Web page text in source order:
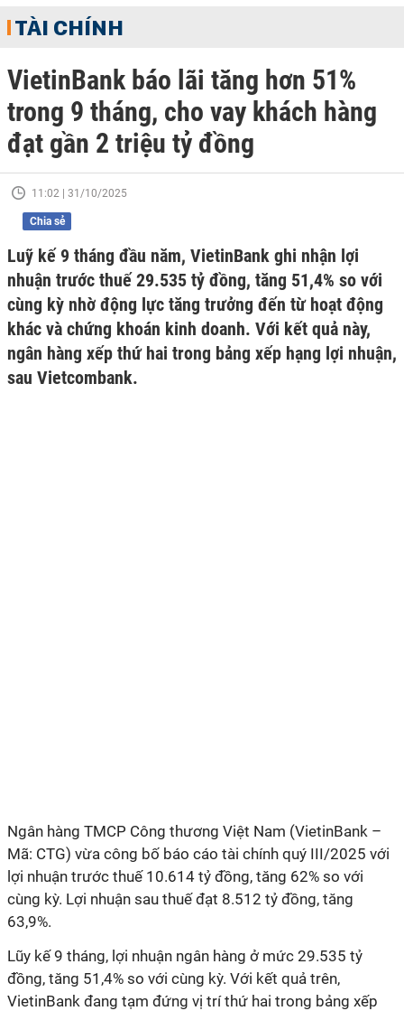
TÀI CHÍNH
VietinBank báo lãi tăng hơn 51%
trong 9 tháng, cho vay khách hàng
đạt gần 2 triệu tỷ đồng
11:02 | 31/10/2025
Chia sẻ
Luỹ kế 9 tháng đầu năm, VietinBank ghi nhận lợi
nhuận trước thuế 29.535 tỷ đồng, tăng 51,4% so với
cùng kỳ nhờ động lực tăng trưởng đến từ hoạt động
khác và chứng khoán kinh doanh. Với kết quả này,
ngân hàng xếp thứ hai trong bảng xếp hạng lợi nhuận,
sau Vietcombank.
Ngân hàng TMCP Công thương Việt Nam (VietinBank –
Mã: CTG) vừa công bố báo cáo tài chính quý III/2025 với
lợi nhuận trước thuế 10.614 tỷ đồng, tăng 62% so với
cùng kỳ. Lợi nhuận sau thuế đạt 8.512 tỷ đồng, tăng
63,9%.
Lũy kế 9 tháng, lợi nhuận ngân hàng ở mức 29.535 tỷ
đồng, tăng 51,4% so với cùng kỳ. Với kết quả trên,
VietinBank đang tạm đứng vị trí thứ hai trong bảng xếp